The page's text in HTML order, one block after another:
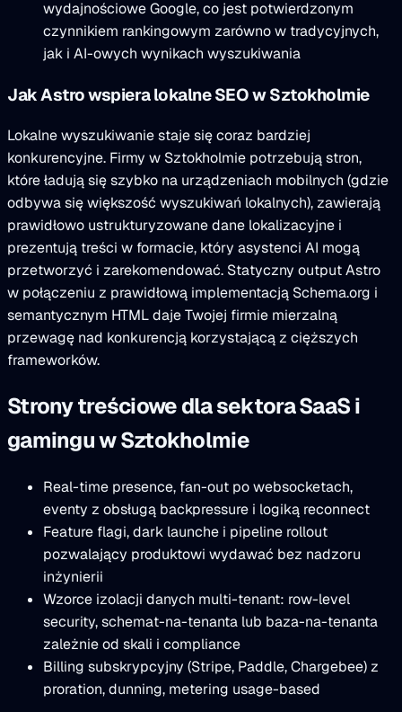
wydajnościowe Google, co jest potwierdzonym
czynnikiem rankingowym zarówno w tradycyjnych,
jak i AI-owych wynikach wyszukiwania
Jak Astro wspiera lokalne SEO w Sztokholmie
Lokalne wyszukiwanie staje się coraz bardziej
konkurencyjne. Firmy w Sztokholmie potrzebują stron,
które ładują się szybko na urządzeniach mobilnych (gdzie
odbywa się większość wyszukiwań lokalnych), zawierają
prawidłowo ustrukturyzowane dane lokalizacyjne i
prezentują treści w formacie, który asystenci AI mogą
przetworzyć i zarekomendować. Statyczny output Astro
w połączeniu z prawidłową implementacją Schema.org i
semantycznym HTML daje Twojej firmie mierzalną
przewagę nad konkurencją korzystającą z cięższych
frameworków.
Strony treściowe dla sektora SaaS i
gamingu w Sztokholmie
Real-time presence, fan-out po websocketach,
eventy z obsługą backpressure i logiką reconnect
Feature flagi, dark launche i pipeline rollout
pozwalający produktowi wydawać bez nadzoru
inżynierii
Wzorce izolacji danych multi-tenant: row-level
security, schemat-na-tenanta lub baza-na-tenanta
zależnie od skali i compliance
Billing subskrypcyjny (Stripe, Paddle, Chargebee) z
proration, dunning, metering usage-based